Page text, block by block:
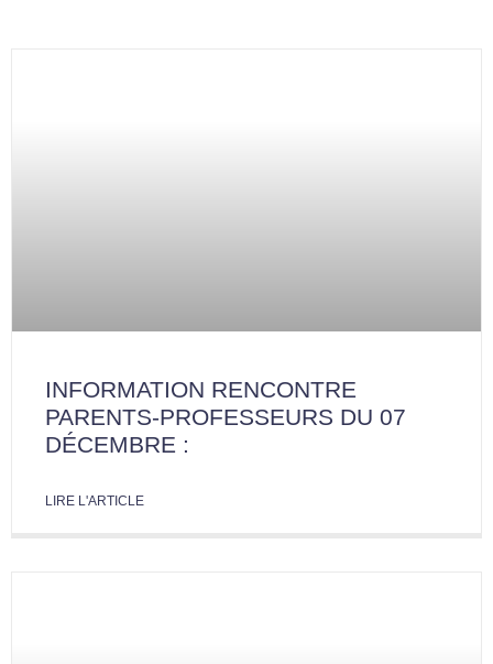
INFORMATION RENCONTRE
PARENTS-PROFESSEURS DU 07
DÉCEMBRE :
LIRE L'ARTICLE